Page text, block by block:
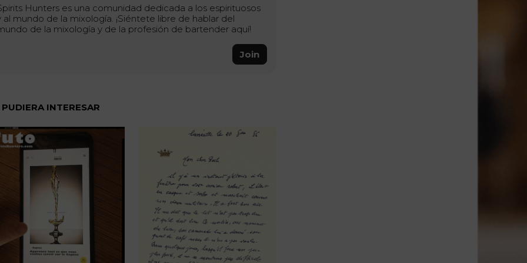
Hunters es una comunidad dedicada a los espirituosos
al mundo de la mixología. ¡Siéntete libre de hablar del
de la mixología y de la profesión de bartender aquí!
Join
INTERESAR